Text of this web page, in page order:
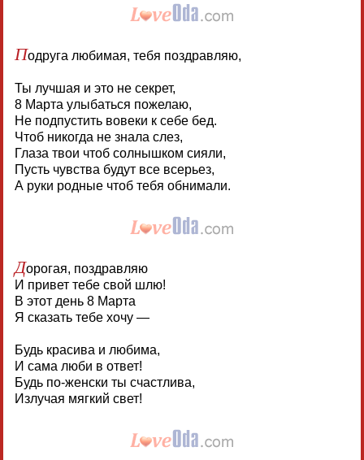
Подруга любимая, тебя поздравляю,
Ты лучшая и это не секрет,
8 Марта улыбаться пожелаю,
Не подпустить вовеки к себе бед.
Чтоб никогда не знала слез,
Глаза твои чтоб солнышком сияли,
Пусть чувства будут все всерьез,
А руки родные чтоб тебя обнимали.
Дорогая, поздравляю
И привет тебе свой шлю!
В этот день 8 Марта
Я сказать тебе хочу —
Будь красива и любима,
И сама люби в ответ!
Будь по-женски ты счастлива,
Излучая мягкий свет!